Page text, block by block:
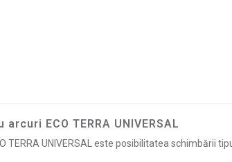
ECO TERRA UNIVERSAL
TERRA UNIVERSAL este posibilitatea schimbării